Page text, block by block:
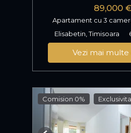
89,000
Apartament cu 3
Elisabetin, Timisoara
Vezi mai multe
Comision 0%